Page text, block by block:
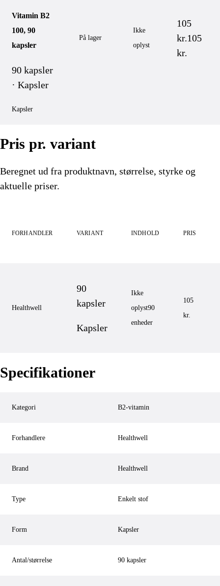
Vitamin B2
100, 90
kapsler
90 kapsler
· Kapsler
Kapsler
På lager
Ikke
oplyst
105
kr.105
kr.
Pris pr. variant
Beregnet ud fra produktnavn, størrelse, styrke og
aktuelle priser.
FORHANDLER VARIANT INDHOLD PRIS
Healthwell
90
kapsler
Kapsler
Ikke
oplyst90
enheder
105
kr.
Specifikationer
Kategori B2-vitamin
Forhandlere Healthwell
Brand Healthwell
Type Enkelt stof
Form Kapsler
Antal/størrelse 90 kapsler